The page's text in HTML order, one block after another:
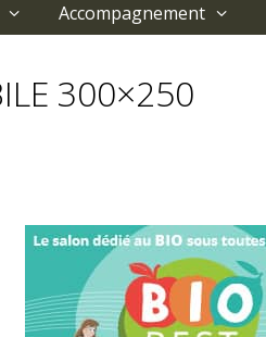
Accompagnement
300×250